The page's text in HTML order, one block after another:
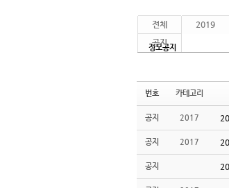
전체 2019
정모공지
공지
번호 카테고리
공지 2017
공지 2017
공지